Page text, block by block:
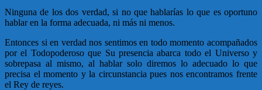
Ninguna de los dos verdad, si no que hablarías lo que es oportuno
hablar en la forma adecuada, ni más ni menos.
Entonces si en verdad nos sentimos en todo momento acompañados
por el Todopoderoso que Su presencia abarca todo el Universo y
sobrepasa al mismo, al hablar solo diremos lo adecuado lo que
precisa el momento y la circunstancia pues nos encontramos frente
el Rey de reyes.